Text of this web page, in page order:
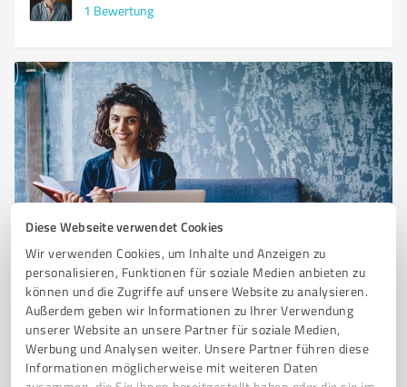
Diese Webseite verwendet Cookies
Wir verwenden Cookies, um Inhalte und Anzeigen zu
personalisieren, Funktionen für soziale Medien anbieten zu
können und die Zugriffe auf unsere Website zu analysieren.
Außerdem geben wir Informationen zu Ihrer Verwendung
unserer Website an unsere Partner für soziale Medien,
Werbung und Analysen weiter. Unsere Partner führen diese
Informationen möglicherweise mit weiteren Daten
1 Bewertung
Sie möchten auch hier gelistet werden?
Registrieren Sie sich jetzt und werden Sie ein von
Kunden empfohlener ProvenExpert!